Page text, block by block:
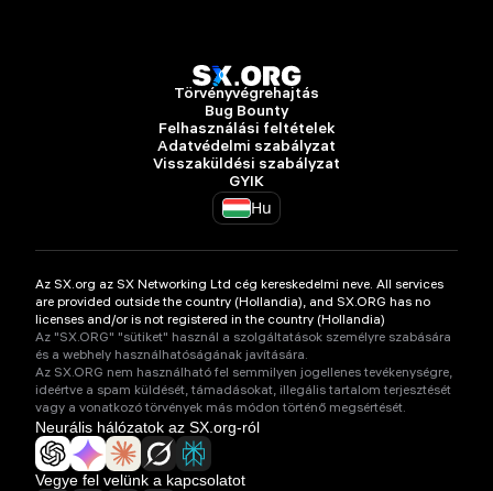
Törvényvégrehajtás
Bug Bounty
Felhasználási feltételek
Adatvédelmi szabályzat
Visszaküldési szabályzat
GYIK
Hu
Az SX.org az SX Networking Ltd cég kereskedelmi neve. All services
are provided outside the country (Hollandia), and SX.ORG has no
licenses and/or is not registered in the country (Hollandia)
Az "SX.ORG" "sütiket" használ a szolgáltatások személyre szabására
és a webhely használhatóságának javítására.
Az SX.ORG nem használható fel semmilyen jogellenes tevékenységre,
ideértve a spam küldését, támadásokat, illegális tartalom terjesztését
vagy a vonatkozó törvények más módon történő megsértését.
Neurális hálózatok az SX.org-ról
Vegye fel velünk a kapcsolatot